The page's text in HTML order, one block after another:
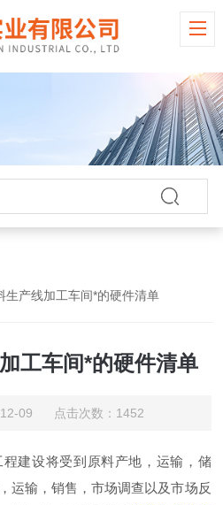
生产线加工车间*的硬件清单
工车间*的硬件清单
12-09 点击次数：1452
建设将受到原料产地，运输，储
运输，销售，市场调查以及市场反